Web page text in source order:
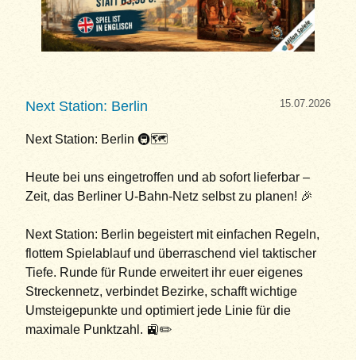
Next Station: Berlin 15.07.2026
Next Station: Berlin 🚇🗺️
Heute bei uns eingetroffen und ab sofort lieferbar –
Zeit, das Berliner U-Bahn-Netz selbst zu planen! 🎉
Next Station: Berlin begeistert mit einfachen Regeln,
flottem Spielablauf und überraschend viel taktischer
Tiefe. Runde für Runde erweitert ihr euer eigenes
Streckennetz, verbindet Bezirke, schafft wichtige
Umsteigepunkte und optimiert jede Linie für die
maximale Punktzahl. 🚉✏️